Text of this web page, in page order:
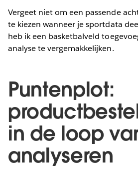
Vergeet niet om een passende
te kiezen wanneer je sportdata
heb ik een basketbalveld
analyse te vergemakkelijken.
Puntenplot:
in de loop
analyseren